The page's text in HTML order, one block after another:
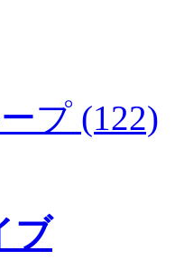
プ (122)
ブ